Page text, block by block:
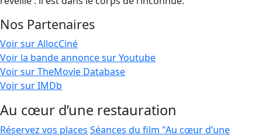
Nos Partenaires
Voir sur AllocCiné
Voir la bande annonce sur Youtube
Voir sur TheMovie Database
Voir sur IMDb
Au cœur d’une restauration
Réservez vos places Séances du film "Au cœur d’une